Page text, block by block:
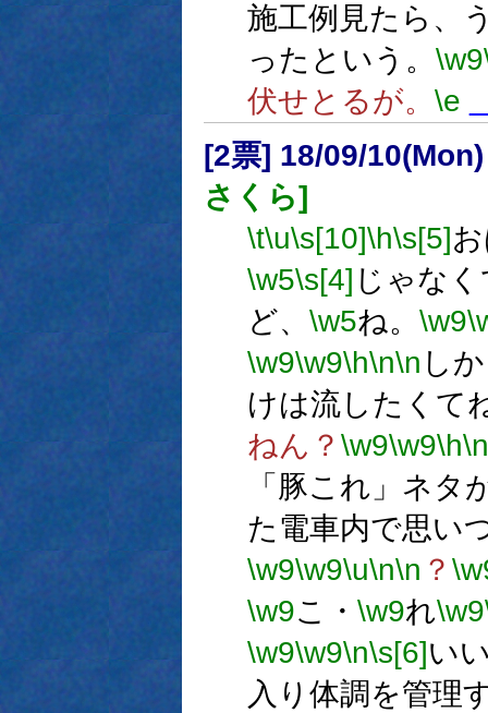
施工例見たら、
ったという。 \w9
伏せとるが。 \e
[2票] 18/09/
さくら]
\t\u\s[10]\h\s[5]
\w5\s[4] じゃな
ど、 \w5ね。 \w9
\w9\w9\h\n\n し
けは流したくて
ねん？ \w9\w9\h\n
「豚これ」ネタ
た電車内で思い
\w9\w9\u\n\n ？
\w9こ・ \w9れ\w9
\w9\w9\n\s[6]い
入り体調を管理